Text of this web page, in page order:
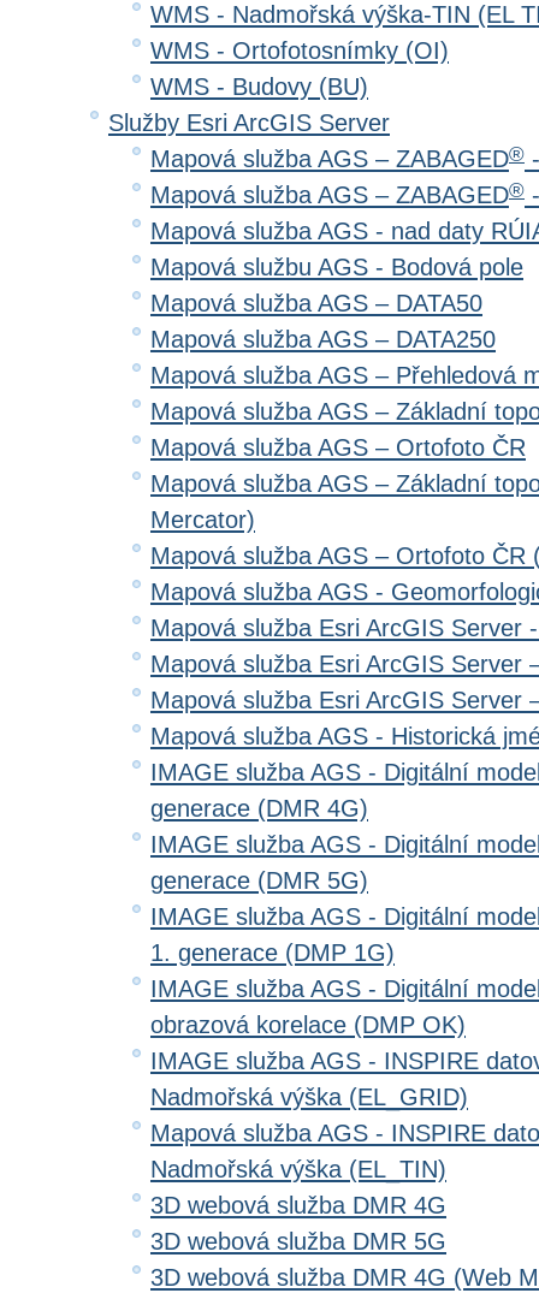
WMS - Nadmořská výška-TIN (EL
WMS - Ortofotosnímky (OI)
WMS - Budovy (BU)
Služby Esri ArcGIS Server
Mapová služba AGS – ZABAGED®
Mapová služba AGS – ZABAGED®
Mapová služba AGS - nad daty
Mapová službu AGS - Bodová pole
Mapová služba AGS – DATA50
Mapová služba AGS – DATA250
Mapová služba AGS – Přehledová
Mapová služba AGS – Základní
Mapová služba AGS – Ortofoto ČR
Mapová služba AGS – Základní
Mercator)
Mapová služba AGS – Ortofoto ČR
Mapová služba AGS -
Mapová služba Esri ArcGIS Server
Mapová služba Esri ArcGIS Server
Mapová služba Esri ArcGIS Server
Mapová služba AGS - Historická
IMAGE služba AGS - Digitální
generace (DMR 4G)
IMAGE služba AGS - Digitální
generace (DMR 5G)
IMAGE služba AGS - Digitální
1. generace (DMP 1G)
IMAGE služba AGS - Digitální
obrazová korelace (DMP OK)
IMAGE služba AGS - INSPIRE
Nadmořská výška (EL_GRID)
Mapová služba AGS - INSPIRE
Nadmořská výška (EL_TIN)
3D webová služba DMR 4G
3D webová služba DMR 5G
3D webová služba DMR 4G (Web